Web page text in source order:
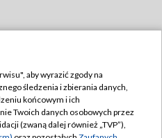
TVP
TVP
aby wyrazić zgody na
śledzenia i zbierania danych,
końcowym i ich
Twoich danych osobowych przez
(zwaną dalej również „TVP”),